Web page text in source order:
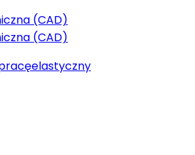
(CAD)
(CAD)
elastyczny